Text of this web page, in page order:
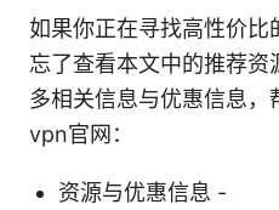
如果你正在寻找高性价比
忘了查看本文中的推荐
多相关信息与优惠信息
vpn官网：
资源与优惠信息 -